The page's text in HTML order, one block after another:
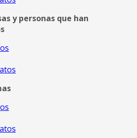
y personas que han